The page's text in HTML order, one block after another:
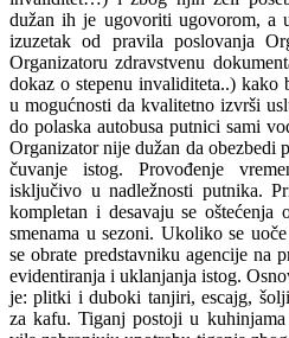
dužan ih je ugovoriti ugovorom, a
izuzetak od pravila poslovanja
Organizatoru zdravstvenu
dokaz o stepenu invaliditeta..)
u mogućnosti da kvalitetno izvrši
do polaska autobusa putnici sami
Organizator nije dužan da obezbedi
čuvanje istog. Provođenje
isključivo u nadležnosti putnika.
kompletan i desavaju se oštećenja
smenama u sezoni. Ukoliko se
se obrate predstavniku agencije na
evidentiranja i uklanjanja istog.
je: plitki i duboki tanjiri, escajg,
za kafu. Tiganj postoji u